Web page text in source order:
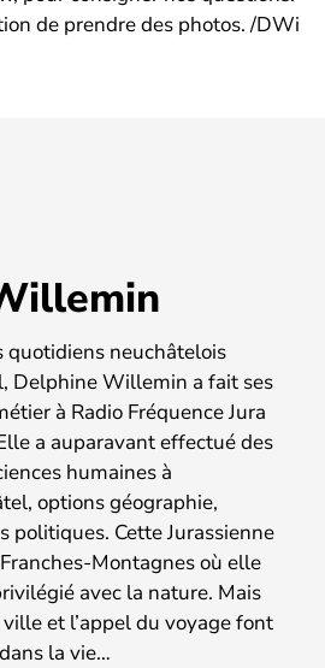
de prendre des photos. /DWi
quotidiens neuchâtelois
Delphine Willemin a fait ses
à Radio Fréquence Jura
a auparavant effectué des
humaines à
options géographie,
politiques. Cette Jurassienne
Montagnes où elle
avec la nature. Mais
et l’appel du voyage font
la vie…